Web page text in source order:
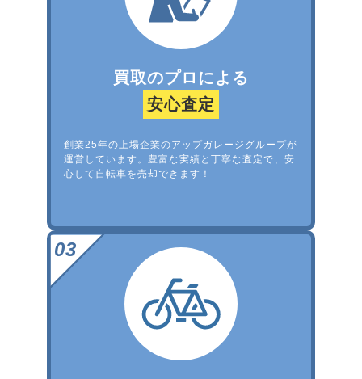
買取のプロによる
安心査定
創業25年の上場企業のアップガレージグループが
運営しています。豊富な実績と丁寧な査定で、安
心して自転車を売却できます！